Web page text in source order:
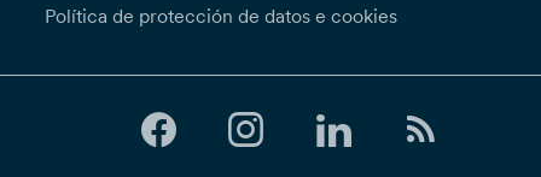
Política de protección de datos e cookies